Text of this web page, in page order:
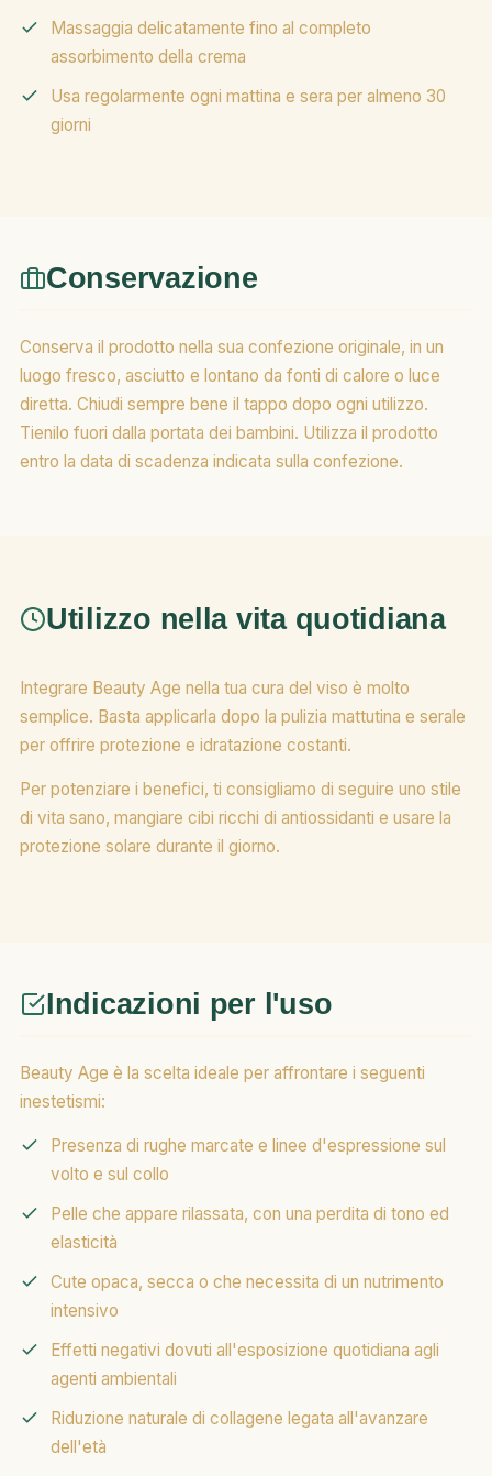
Massaggia delicatamente fino al completo
assorbimento della crema
Usa regolarmente ogni mattina e sera per almeno 30
giorni
Conservazione
Conserva il prodotto nella sua confezione originale, in un
luogo fresco, asciutto e lontano da fonti di calore o luce
diretta. Chiudi sempre bene il tappo dopo ogni utilizzo.
Tienilo fuori dalla portata dei bambini. Utilizza il prodotto
entro la data di scadenza indicata sulla confezione.
Utilizzo nella vita quotidiana
Integrare Beauty Age nella tua cura del viso è molto
semplice. Basta applicarla dopo la pulizia mattutina e serale
per offrire protezione e idratazione costanti.
Per potenziare i benefici, ti consigliamo di seguire uno stile
di vita sano, mangiare cibi ricchi di antiossidanti e usare la
protezione solare durante il giorno.
Indicazioni per l'uso
Beauty Age è la scelta ideale per affrontare i seguenti
inestetismi:
Presenza di rughe marcate e linee d'espressione sul
volto e sul collo
Pelle che appare rilassata, con una perdita di tono ed
elasticità
Cute opaca, secca o che necessita di un nutrimento
intensivo
Effetti negativi dovuti all'esposizione quotidiana agli
agenti ambientali
Riduzione naturale di collagene legata all'avanzare
dell'età